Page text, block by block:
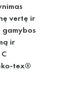
vertę ir
gamybos
ir
tex®